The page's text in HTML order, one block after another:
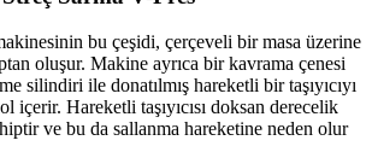
bu çeşidi, çerçeveli bir masa üzerine
oluşur. Makine ayrıca bir kavrama çenesi
silindiri ile donatılmış hareketli bir taşıyıcıyı
içerir. Hareketli taşıyıcısı doksan derecelik
ve bu da sallanma hareketine neden olur